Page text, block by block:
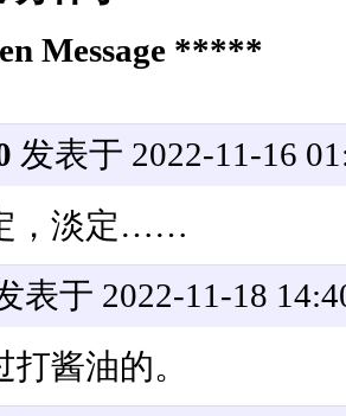
Message *****
发表于 2022-11-16
，淡定……
表于 2022-11-18
酱油的。